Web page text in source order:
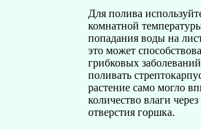
Для полива
комнатной
попадания воды на
это может
грибковых
поливать
растение само могло
количество влаги
отверстия горшка.